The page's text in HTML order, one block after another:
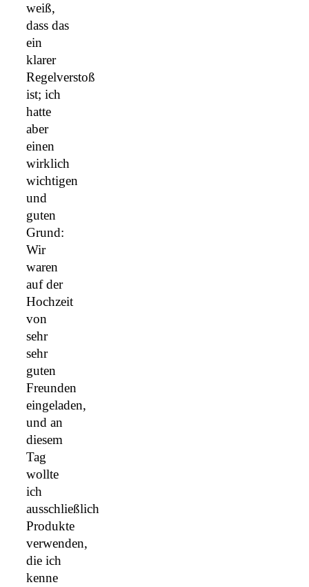
weiß,
dass das
ein
klarer
Regelverstoß
ist; ich
hatte
aber
einen
wirklich
wichtigen
und
guten
Grund:
Wir
waren
auf der
Hochzeit
von
sehr
sehr
guten
Freunden
eingeladen,
und an
diesem
Tag
wollte
ich
ausschließlich
Produkte
verwenden,
die ich
kenne